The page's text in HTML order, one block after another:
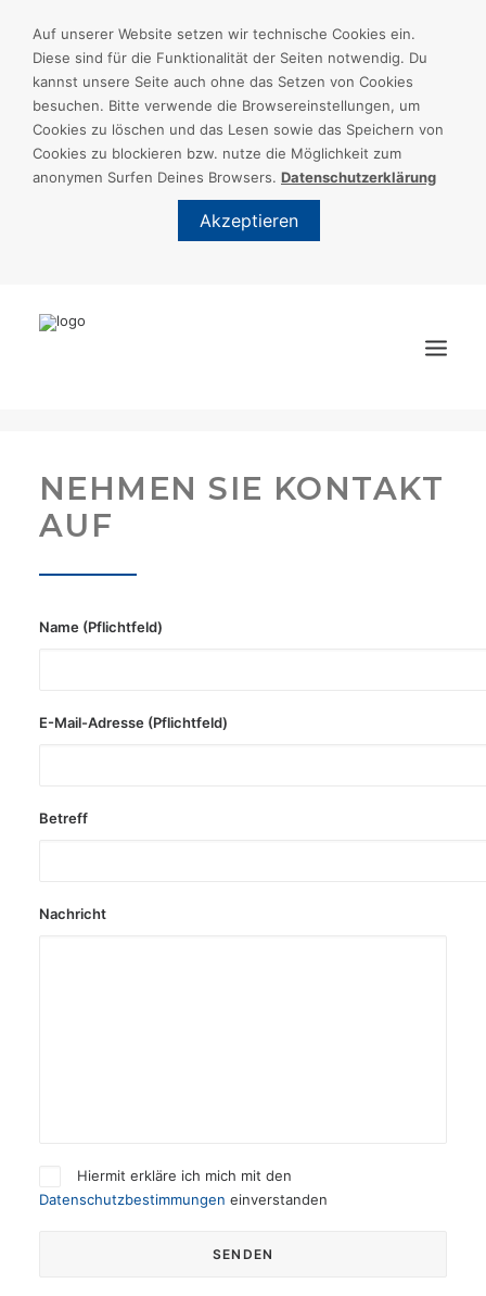
Auf unserer Website setzen wir technische Cookies ein.
Diese sind für die Funktionalität der Seiten notwendig. Du
kannst unsere Seite auch ohne das Setzen von Cookies
besuchen. Bitte verwende die Browsereinstellungen, um
Cookies zu löschen und das Lesen sowie das Speichern von
Cookies zu blockieren bzw. nutze die Möglichkeit zum
anonymen Surfen Deines Browsers. Datenschutzerklärung
Akzeptieren
ÜBER UNS
PHILOSOPHIE
STELLENGESUCHE
NEHMEN SIE KONTAKT
AUF
Name (Pflichtfeld)
E-Mail-Adresse (Pflichtfeld)
Betreff
Nachricht
Hiermit erkläre ich mich mit den
Datenschutzbestimmungen einverstanden